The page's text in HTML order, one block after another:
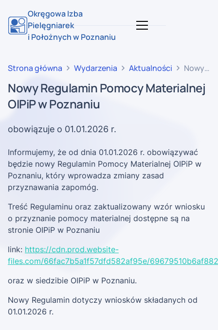
Okręgowa Izba
Pielęgniarek
i Położnych w Poznaniu
Strona główna Wydarzenia Aktualności
Nowy
Pomocy
Nowy Regulamin Pomocy Materialnej
OIPiP w Poznaniu
obowiązuje o 01.01.2026 r.
Informujemy, że od dnia 01.01.2026 r. obowiązywać
będzie nowy Regulamin Pomocy Materialnej OIPiP w
Poznaniu, który wprowadza zmiany zasad
przyznawania zapomóg.
Treść Regulaminu oraz zaktualizowany wzór wniosku
o przyznanie pomocy materialnej dostępne są na
stronie OIPiP w Poznaniu
link: https://cdn.prod.website-
files.com/66fac7b5a1f57dfd582af95e/
oraz w siedzibie OIPiP w Poznaniu.
Nowy Regulamin dotyczy wniosków składanych od
01.01.2026 r.